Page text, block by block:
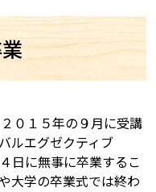
０１５年の９月に受講
ルエグゼクティブ
日に無事に卒業するこ
大学の卒業式では終わ